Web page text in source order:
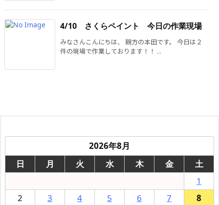
4/10 さくらペイント 今日の作業現場
みなさんこんにちは、 親方の本田です。 今日は２
件の現場で作業しております！！ ...
2026年8月
日
月 火 水 木 金
土
1
2
3 4 5 6 7
8